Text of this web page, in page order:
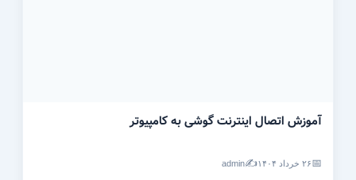
آموزش اتصال اینترنت گوشی به کامپیوتر
📅۲۶ خرداد ۱۴۰۴ ✍️
admin